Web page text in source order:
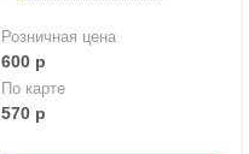
Розничная цена
600р
По карте
570р